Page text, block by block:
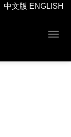
中文版 ENGLISH